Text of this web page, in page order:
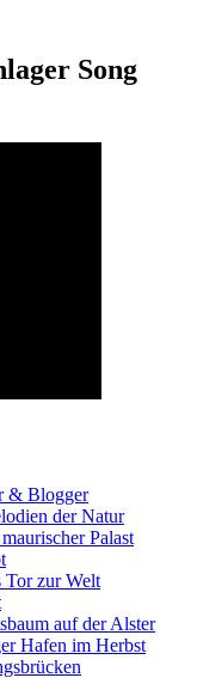
Song
& Blogger
der Natur
Palast
Tor zur Welt
auf der Alster
Hafen im Herbst